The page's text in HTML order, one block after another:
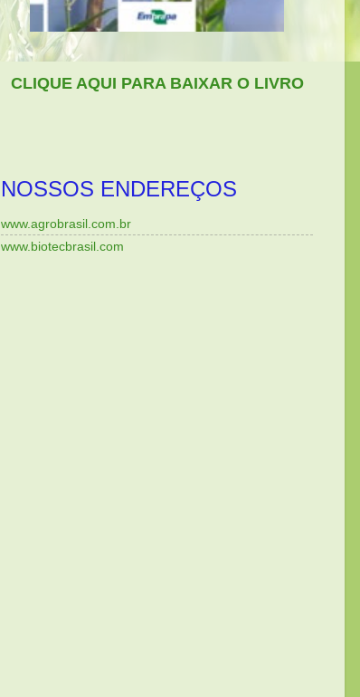
CLIQUE AQUI PARA BAIXAR O LIVRO
NOSSOS ENDEREÇOS
www.agrobrasil.com.br
www.biotecbrasil.com